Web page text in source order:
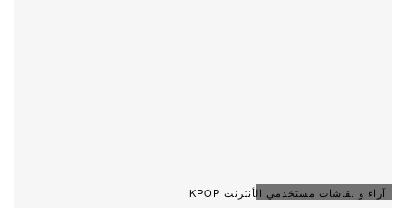
آراء و نقاشات مستخدمي الأنترنت KPOP